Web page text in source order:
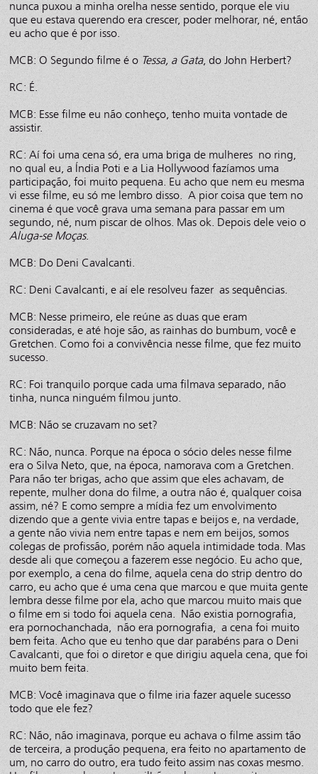
nunca puxou a minha orelha nesse sentido, porque ele viu
que eu estava querendo era crescer, poder melhorar, né, então
eu acho que é por isso.
MCB: O Segundo filme é o Tessa, a Gata, do John Herbert?
RC: É.
MCB: Esse filme eu não conheço, tenho muita vontade de
assistir.
RC: Aí foi uma cena só, era uma briga de mulheres no ring,
no qual eu, a Índia Poti e a Lia Hollywood fazíamos uma
participação, foi muito pequena. Eu acho que nem eu mesma
vi esse filme, eu só me lembro disso. A pior coisa que tem no
cinema é que você grava uma semana para passar em um
segundo, né, num piscar de olhos. Mas ok. Depois dele veio o
Aluga-se Moças.
MCB: Do Deni Cavalcanti.
RC: Deni Cavalcanti, e aí ele resolveu fazer as sequências.
MCB: Nesse primeiro, ele reúne as duas que eram
consideradas, e até hoje são, as rainhas do bumbum, você e
Gretchen. Como foi a convivência nesse filme, que fez muito
sucesso.
RC: Foi tranquilo porque cada uma filmava separado, não
tinha, nunca ninguém filmou junto.
MCB: Não se cruzavam no set?
RC: Não, nunca. Porque na época o sócio deles nesse filme
era o Silva Neto, que, na época, namorava com a Gretchen.
Para não ter brigas, acho que assim que eles achavam, de
repente, mulher dona do filme, a outra não é, qualquer coisa
assim, né? E como sempre a mídia fez um envolvimento
dizendo que a gente vivia entre tapas e beijos e, na verdade,
a gente não vivia nem entre tapas e nem em beijos, somos
colegas de profissão, porém não aquela intimidade toda. Mas
desde ali que começou a fazerem esse negócio. Eu acho que,
por exemplo, a cena do filme, aquela cena do strip dentro do
carro, eu acho que é uma cena que marcou e que muita gente
lembra desse filme por ela, acho que marcou muito mais que
o filme em si todo foi aquela cena. Não existia pornografia,
era pornochanchada, não era pornografia, a cena foi muito
bem feita. Acho que eu tenho que dar parabéns para o Deni
Cavalcanti, que foi o diretor e que dirigiu aquela cena, que foi
muito bem feita.
MCB: Você imaginava que o filme iria fazer aquele sucesso
todo que ele fez?
RC: Não, não imaginava, porque eu achava o filme assim tão
de terceira, a produção pequena, era feito no apartamento de
um, no carro do outro, era tudo feito assim nas coxas mesmo.